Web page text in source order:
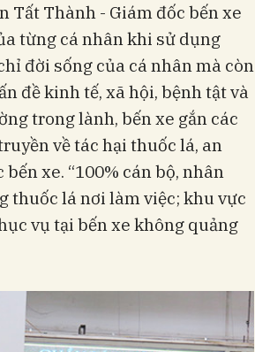
Tất Thành - Giám đốc bến xe
từng cá nhân khi sử dụng
đời sống của cá nhân mà còn
đề kinh tế, xã hội, bệnh tật và
trong lành, bến xe gắn các
về tác hại thuốc lá, an
xe. “100% cán bộ, nhân
thuốc lá nơi làm việc; khu vực
vụ tại bến xe không quảng